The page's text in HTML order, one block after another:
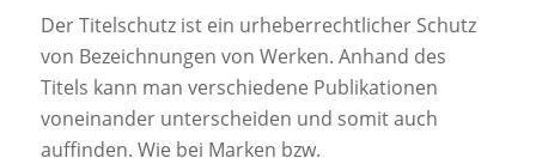
Der Titelschutz ist ein urheberrechtlicher Schutz
von Bezeichnungen von Werken. Anhand des
Titels kann man verschiedene Publikationen
voneinander unterscheiden und somit auch
auffinden. Wie bei Marken bzw.